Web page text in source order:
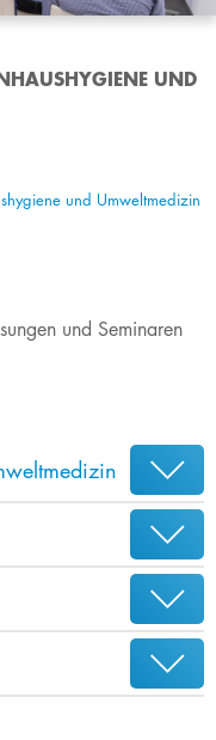
UND
und Umweltmedizin
und Seminaren